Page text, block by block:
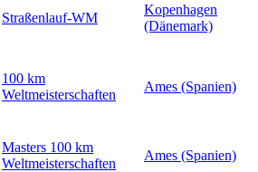
Straßenlauf-WM
Kopenhagen
(Dänemark)
100 km
Weltmeisterschaften
Ames (Spanien)
Masters 100 km
Weltmeisterschaften
Ames (Spanien)